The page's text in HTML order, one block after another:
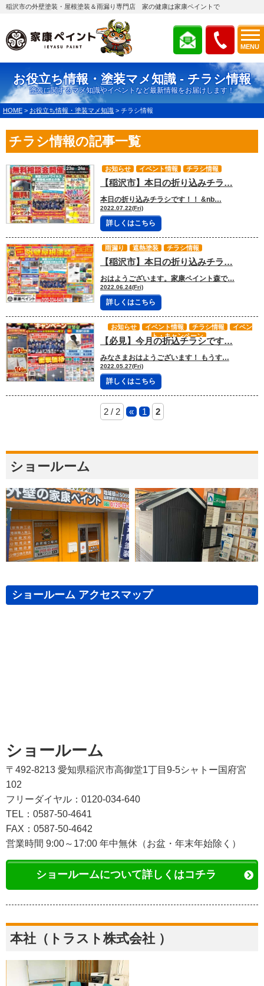
MENU
稲沢市の外壁塗装・屋根塗装＆雨漏り専門店 家の健康は家康ペイントで
お役立ち情報・塗装マメ知識 - チラシ情報
塗装に関するマメ知識やイベントなど最新情報をお届けします！
HOME > お役立ち情報・塗装マメ知識 > チラシ情報
チラシ情報の記事一覧
【稲沢市】本日の折り込みチラ…
本日の折り込みチラシです！！ &nb…
2022.07.22(Fri)
詳しくはこちら
お知らせ イベント情報 チラシ情報
【稲沢市】本日の折り込みチラ…
おはようございます。家康ペイント森で…
2022.06.24(Fri)
詳しくはこちら
雨漏り 遮熱塗装 チラシ情報
【必見】今月の折込チラシです…
みなさまおはようございます！ もうす…
2022.05.27(Fri)
詳しくはこちら
お知らせ イベント情報 チラシ情報
イベン
ト・キャンペーン
2 / 2 « 1 2
ショールーム
ショールーム アクセスマップ
ショールーム
〒492-8213 愛知県稲沢市高御堂1丁目9-5シャトー国府宮
102
フリーダイヤル：0120-034-640
TEL：0587-50-4641
FAX：0587-50-4642
営業時間 9:00～17:00 年中無休（お盆・年末年始除く）
ショールームについて詳しくはコチラ
本社（トラスト株式会社 ）